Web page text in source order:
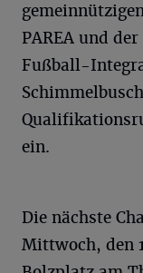
PAREA und
Fußball-
ein.
Die nächste
Mittwoch, den